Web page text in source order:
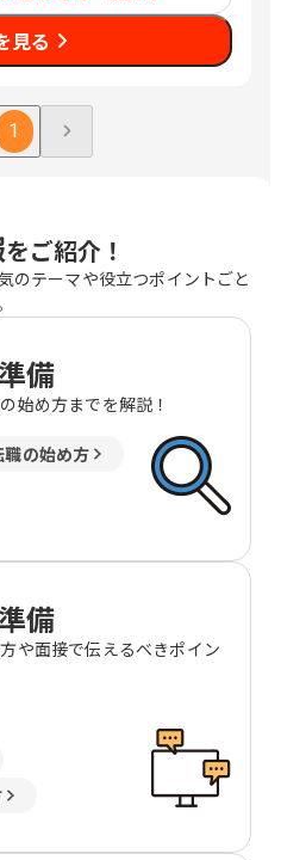
見る
1
をご紹介！
のテーマや役立つポイントごと
備
始め方までを解説！
職の始め方
備
や面接で伝えるべきポイン